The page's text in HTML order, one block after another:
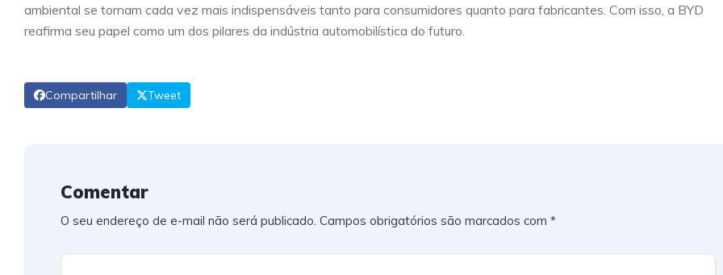
ambiental se tornam cada vez mais indispensáveis tanto para consumidores quanto para fabricantes. Com isso, a BYD
reafirma seu papel como um dos pilares da indústria automobilística do futuro.
Compartilhar Tweet
Comentar
O seu endereço de e-mail não será publicado. Campos obrigatórios são marcados com *